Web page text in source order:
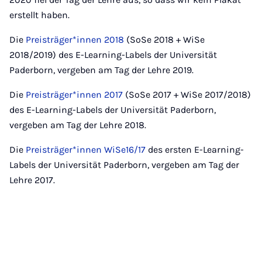
erstellt haben.
Die Preisträger*innen 2018 (SoSe 2018 + WiSe
2018/2019) des E-Learning-Labels der Universität
Paderborn, vergeben am Tag der Lehre 2019.
Die Preisträger*innen 2017 (SoSe 2017 + WiSe 2017/2018)
des E-Learning-Labels der Universität Paderborn,
vergeben am Tag der Lehre 2018.
Die Preisträger*innen WiSe16/17 des ersten E-Learning-
Labels der Universität Paderborn, vergeben am Tag der
Lehre 2017.